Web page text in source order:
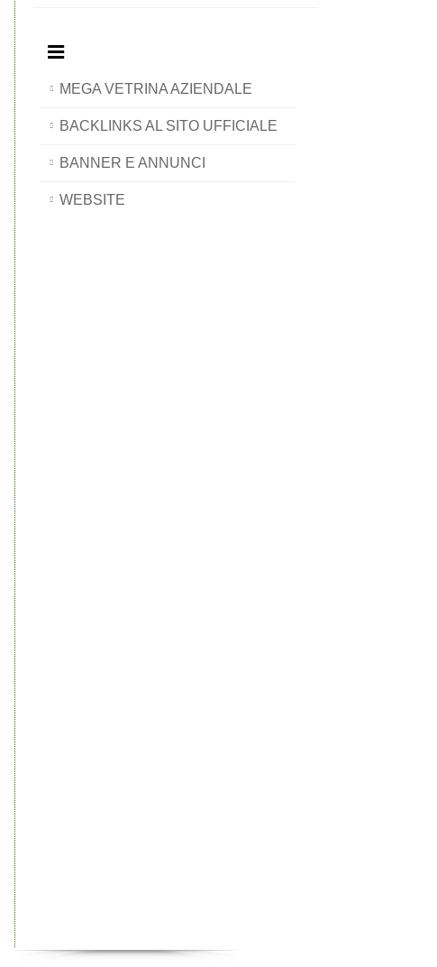
MEGA VETRINA AZIENDALE
BACKLINKS AL SITO UFFICIALE
BANNER E ANNUNCI
WEBSITE